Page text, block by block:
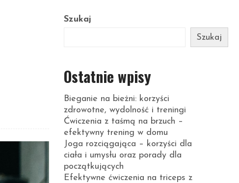
Szukaj
Szukaj
Ostatnie wpisy
Bieganie na bieżni: korzyści
zdrowotne, wydolność i treningi
Ćwiczenia z taśmą na brzuch –
efektywny trening w domu
Joga rozciągająca – korzyści dla
ciała i umysłu oraz porady dla
początkujących
Efektywne ćwiczenia na triceps z